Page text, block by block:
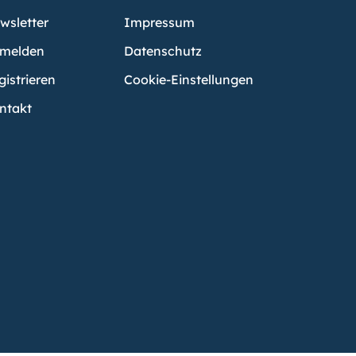
Impressum
Datenschutz
Cookie-Einstellungen